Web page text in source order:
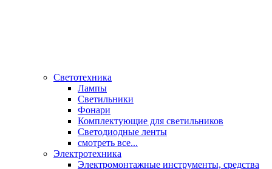
Светотехника
Лампы
Светильники
Фонари
Комплектующие для светильников
Светодиодные ленты
смотреть все...
Электротехника
Электромонтажные инструменты, средства